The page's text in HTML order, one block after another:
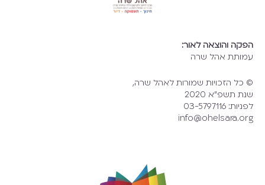
הפקה והוצאה לאור:
עמותת אהל שרה
© כל הזכויות שמורות לאהל שרה,
שנת תשפ"א 2020
לפניות: 03-5797116
info@ohelsara.org